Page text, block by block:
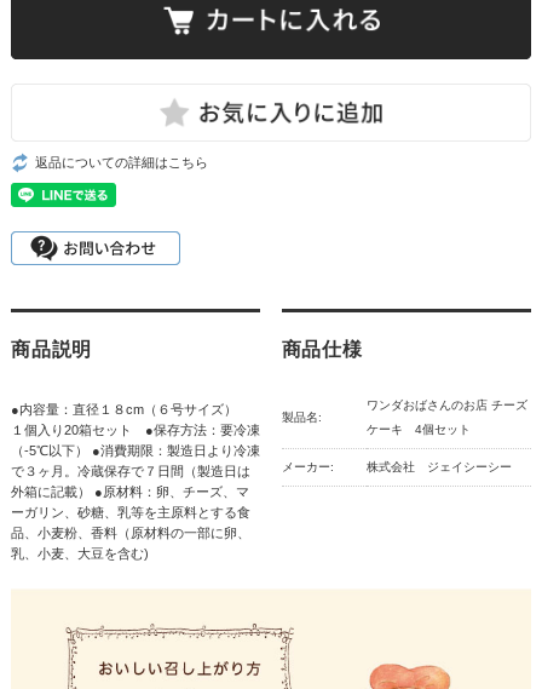
返品についての詳細はこちら
商品説明
●内容量：直径１８cm（６号サイズ）
１個入り20箱セット ●保存方法：要冷凍
（-5℃以下） ●消費期限：製造日より冷凍
で３ヶ月。冷蔵保存で７日間（製造日は
外箱に記載） ●原材料：卵、チーズ、マ
ーガリン、砂糖、乳等を主原料とする食
品、小麦粉、香料（原材料の一部に卵、
乳、小麦、大豆を含む)
商品仕様
製品名:
ワンダおばさんのお店 チーズ
ケーキ 4個セット
メーカー: 株式会社 ジェイシーシー